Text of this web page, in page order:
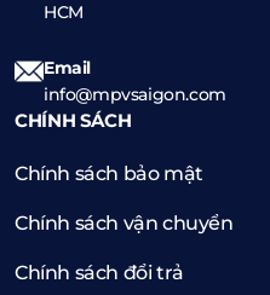
HCM
Email
info@mpvsaigon.com
CHÍNH SÁCH
Chính sách bảo mật
Chính sách vận chuyển
Chính sách đổi trả